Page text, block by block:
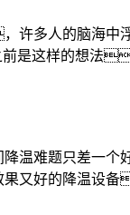
多人的脑海
是这样的想法
温难题只差一
好的降温设备